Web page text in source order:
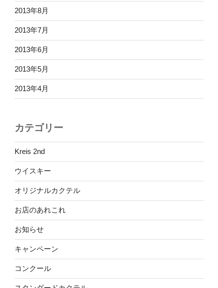
2013年8月
2013年7月
2013年6月
2013年5月
2013年4月
カテゴリー
Kreis 2nd
ウイスキー
オリジナルカクテル
お店のあれこれ
お知らせ
キャンペーン
コンクール